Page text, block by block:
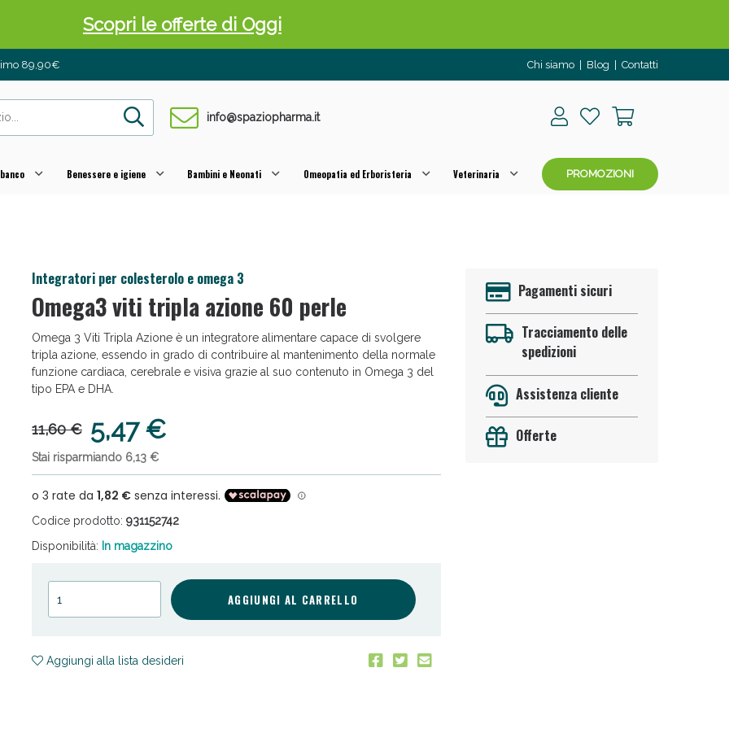
89,90€ Chi siamo Blog Contatti
info@spaziopharma.it
Benessere e igiene Bambini e Neonati Omeopatia ed Erboristeria Veterinaria PROMOZIONI
Integratori per colesterolo e omega 3
Omega3 viti tripla azione 60 perle
Omega 3 Viti Tripla Azione è un integratore alimentare capace di svolgere
tripla azione, essendo in grado di contribuire al mantenimento della normale
funzione cardiaca, cerebrale e visiva grazie al suo contenuto in Omega 3 del
tipo EPA e DHA.
11,60 € 5,47 €
Stai risparmiando 6,13 €
Codice prodotto: 931152742
Disponibilità: In magazzino
AGGIUNGI AL CARRELLO
Aggiungi alla lista desideri
Pagamenti sicuri
Tracciamento delle
spedizioni
Assistenza cliente
Offerte
Scopri le offerte di Oggi
Pancia Piatta: Sconti fino al 55% validi solo per OGGI!
e Multivitaminici: oggi Sconto extra fino al 50%!